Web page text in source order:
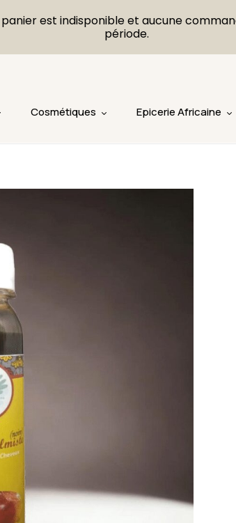
Cosmétiques Epicerie Africaine
panier est indisponible et aucune
période.